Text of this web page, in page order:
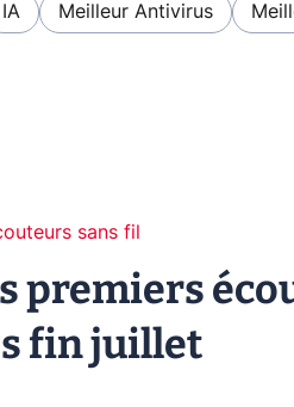
IA Meilleur Antivirus
sans fil
premiers
fin juillet